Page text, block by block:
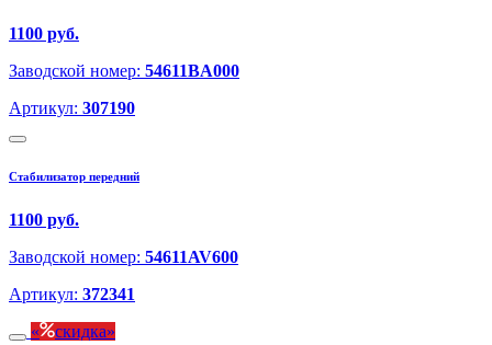
1100 руб.
Заводской номер: 54611BA000
Артикул: 307190
Стабилизатор передний
1100 руб.
Заводской номер: 54611AV600
Артикул: 372341
скидка